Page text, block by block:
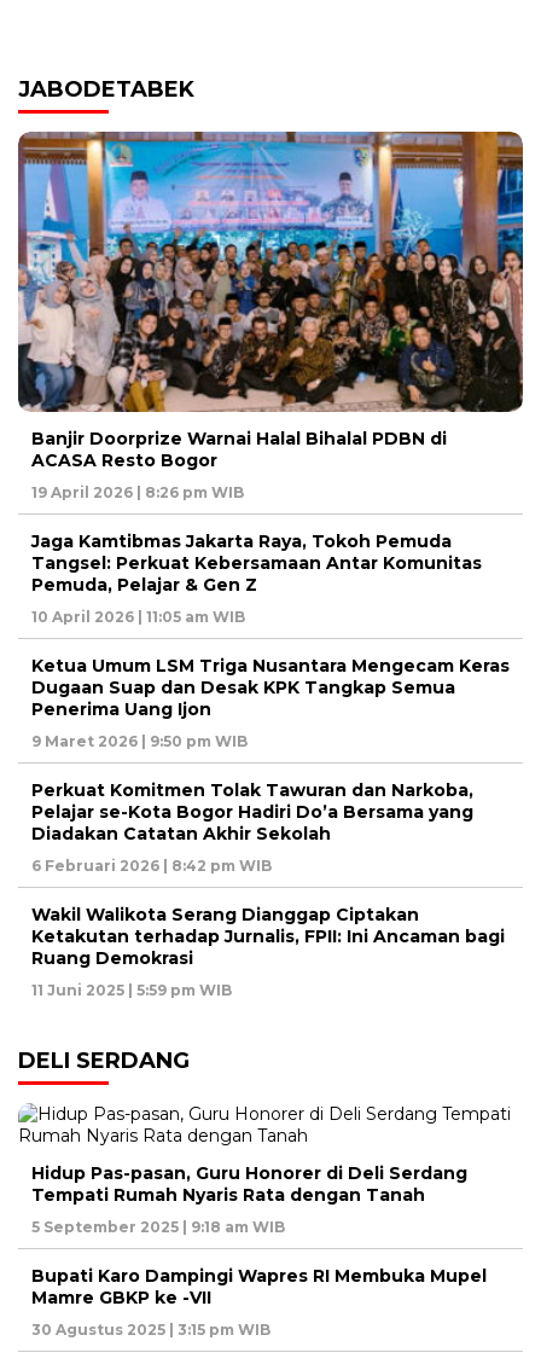
JABODETABEK
Banjir Doorprize Warnai Halal Bihalal PDBN di
ACASA Resto Bogor
19 April 2026 | 8:26 pm WIB
Jaga Kamtibmas Jakarta Raya, Tokoh Pemuda
Tangsel: Perkuat Kebersamaan Antar Komunitas
Pemuda, Pelajar & Gen Z
10 April 2026 | 11:05 am WIB
Ketua Umum LSM Triga Nusantara Mengecam Keras
Dugaan Suap dan Desak KPK Tangkap Semua
Penerima Uang Ijon
9 Maret 2026 | 9:50 pm WIB
Perkuat Komitmen Tolak Tawuran dan Narkoba,
Pelajar se-Kota Bogor Hadiri Do’a Bersama yang
Diadakan Catatan Akhir Sekolah
6 Februari 2026 | 8:42 pm WIB
Wakil Walikota Serang Dianggap Ciptakan
Ketakutan terhadap Jurnalis, FPII: Ini Ancaman bagi
Ruang Demokrasi
11 Juni 2025 | 5:59 pm WIB
DELI SERDANG
Hidup Pas-pasan, Guru Honorer di Deli Serdang
Tempati Rumah Nyaris Rata dengan Tanah
5 September 2025 | 9:18 am WIB
Bupati Karo Dampingi Wapres RI Membuka Mupel
Mamre GBKP ke -VII
30 Agustus 2025 | 3:15 pm WIB